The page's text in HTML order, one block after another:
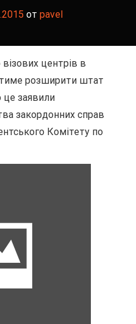
от pavel
центрів в
розширити штат
це заявили
закордонних справ
Комітету по